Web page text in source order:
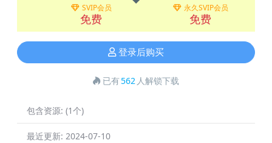
SVIP会员
免费
永久SVIP会员
免费
登录后购买
已有562 人解锁下载
包含资源: (1个)
最近更新: 2024-07-10